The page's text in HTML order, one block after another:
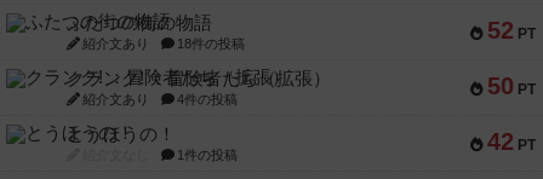
52 PT
ふたつの街の物語
紹介文あり 18件の投稿
50 PT
クランク! ：冒険者たち（拡張）
紹介文あり 4件の投稿
42 PT
とうほうの！
1件の投稿